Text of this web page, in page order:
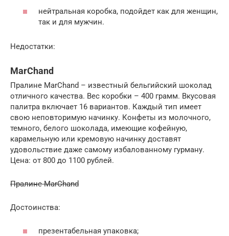
нейтральная коробка, подойдет как для женщин,
так и для мужчин.
Недостатки:
MarChand
Пралине MarChand – известный бельгийский шоколад
отличного качества. Вес коробки – 400 грамм. Вкусовая
палитра включает 16 вариантов. Каждый тип имеет
свою неповторимую начинку. Конфеты из молочного,
темного, белого шоколада, имеющие кофейную,
карамельную или кремовую начинку доставят
удовольствие даже самому избалованному гурману.
Цена: от 800 до 1100 рублей.
Пралине MarChand
Достоинства:
презентабельная упаковка;